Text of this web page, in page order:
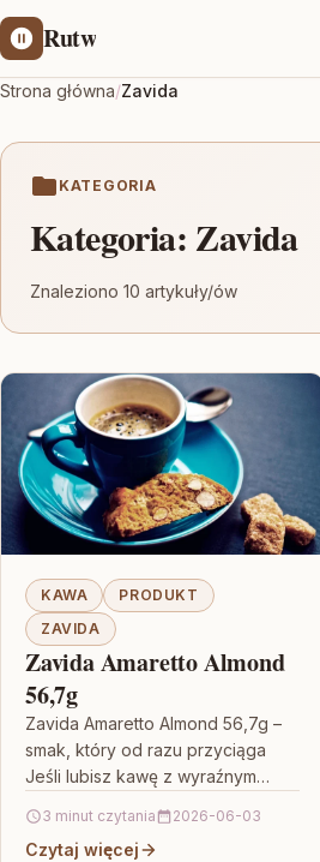
Rutw
Strona główna/Zavida
KATEGORIA
Kategoria: Zavida
Znaleziono 10 artykuły/ów
KAWA
PRODUKT
ZAVIDA
Zavida Amaretto Almond
56,7g
Zavida Amaretto Almond 56,7g –
smak, który od razu przyciąga
Jeśli lubisz kawę z wyraźnym
nutą, to Zavida Amaretto Almond…
3 minut czytania 2026-06-03
Czytaj więcej